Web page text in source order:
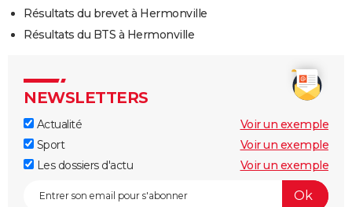
Résultats du brevet à Hermonville
Résultats du BTS à Hermonville
NEWSLETTERS
Actualité
Voir un exemple
Sport
Voir un exemple
Les dossiers d'actu
Voir un exemple